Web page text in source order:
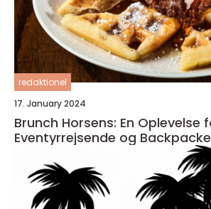
redaktionel
17. January 2024
Brunch Horsens: En Oplevelse
Eventyrrejsende og